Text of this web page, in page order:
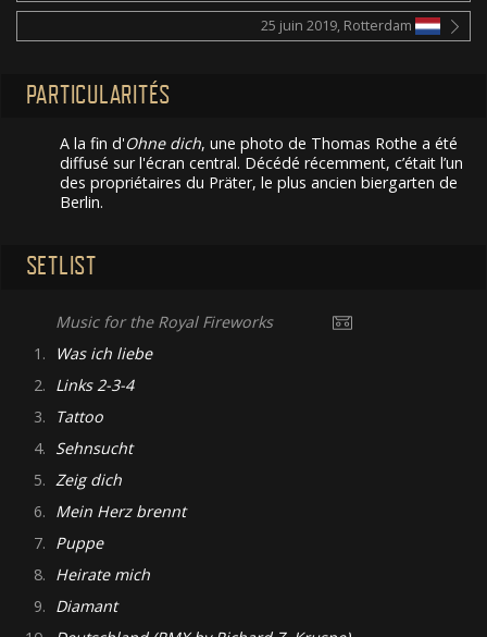
25 juin 2019, Rotterdam
PARTICULARITÉS
A la fin d'Ohne dich, une photo de Thomas Rothe a été
diffusé sur l'écran central. Décédé récemment, c’était l’un
des propriétaires du Präter, le plus ancien biergarten de
Berlin.
SETLIST
Music for the Royal Fireworks
1.
Was ich liebe
2. Links 2-3-4
3.
Tattoo
4. Sehnsucht
5. Zeig dich
6. Mein Herz brennt
7. Puppe
8. Heirate mich
9. Diamant